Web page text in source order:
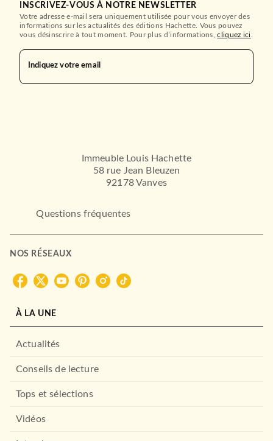
INSCRIVEZ-VOUS À NOTRE NEWSLETTER
Votre adresse e-mail sera uniquement utilisée pour vous envoyer des
informations sur les actualités des éditions Hachette. Vous pouvez
vous désinscrire à tout moment. Pour plus d’informations,cliquez ici
Indiquez votre email
Immeuble Louis Hachette
58 rue Jean Bleuzen
92178 Vanves
Questions fréquentes
NOS RÉSEAUX
À LA UNE
Actualités
Conseils de lecture
Tops et sélections
Vidéos